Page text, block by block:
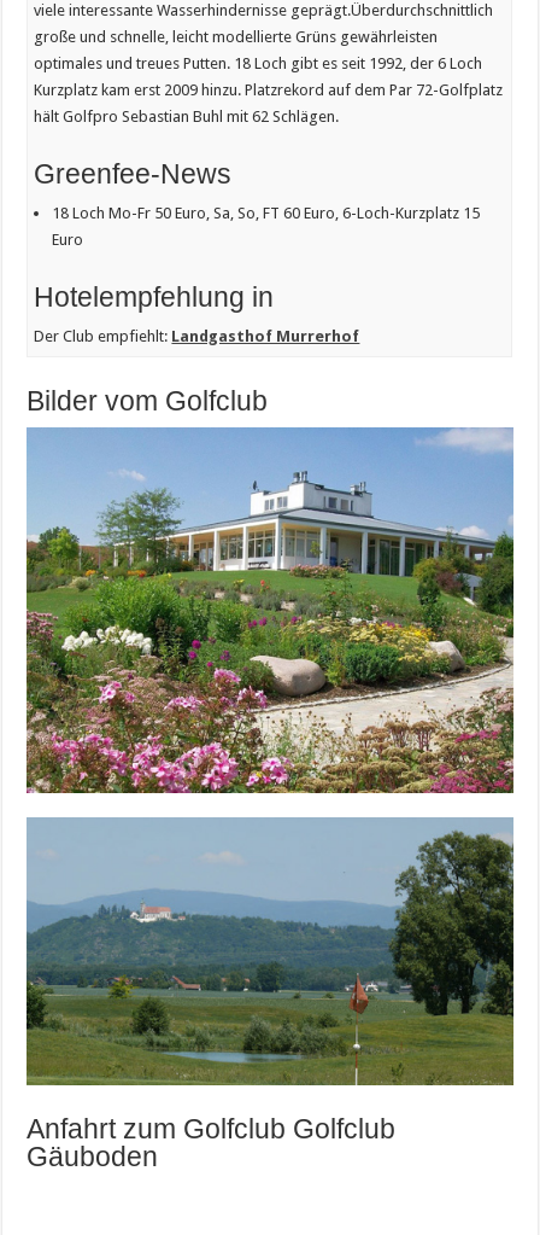
viele interessante Wasserhindernisse geprägt.Überdurchschnittlich
große und schnelle, leicht modellierte Grüns gewährleisten
optimales und treues Putten. 18 Loch gibt es seit 1992, der 6 Loch
Kurzplatz kam erst 2009 hinzu. Platzrekord auf dem Par 72-Golfplatz
hält Golfpro Sebastian Buhl mit 62 Schlägen.
Greenfee-News
18 Loch Mo-Fr 50 Euro, Sa, So, FT 60 Euro, 6-Loch-Kurzplatz 15
Euro
Hotelempfehlung in
Der Club empfiehlt: Landgasthof Murrerhof
Bilder vom Golfclub
Anfahrt zum Golfclub Golfclub
Gäuboden